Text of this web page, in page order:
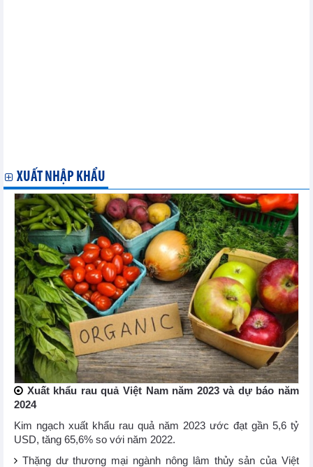
XUẤT NHẬP KHẨU
Xuất khẩu rau quả Việt Nam năm 2023 và dự báo năm
2024
Kim ngạch xuất khẩu rau quả năm 2023 ước đạt gần 5,6 tỷ
USD, tăng 65,6% so với năm 2022.
Thặng dư thương mại ngành nông lâm thủy sản của Việt